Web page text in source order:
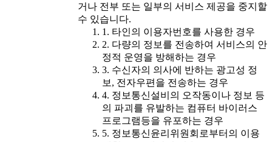
거나 전부 또는 일부의 서비스 제공을 중지할
수 있습니다.
1. 타인의 이용자번호를 사용한 경우
2. 다량의 정보를 전송하여 서비스의 안
정적 운영을 방해하는 경우
3. 수신자의 의사에 반하는 광고성 정
보, 전자우편을 전송하는 경우
4. 정보통신설비의 오작동이나 정보 등
의 파괴를 유발하는 컴퓨터 바이러스
프로그램등을 유포하는 경우
5. 정보통신윤리위원회로부터의 이용